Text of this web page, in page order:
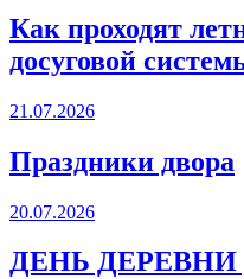
Как проходят
досуговой
21.07.2026
Праздники двора
20.07.2026
ДЕНЬ